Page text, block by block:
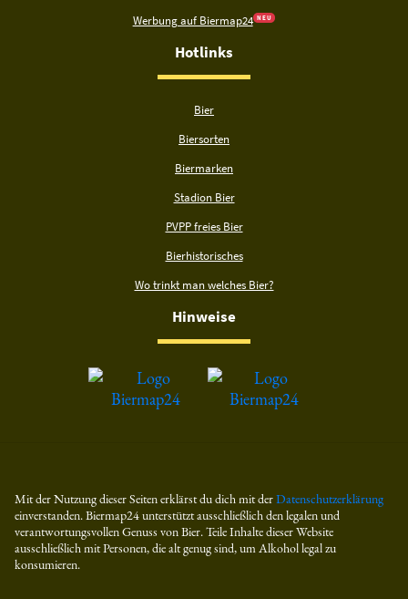
Werbung auf Biermap24 N E U
Hotlinks
Bier
Biersorten
Biermarken
Stadion Bier
PVPP freies Bier
Bierhistorisches
Wo trinkt man welches Bier?
Hinweise
Mit der Nutzung dieser Seiten erklärst du dich mit derDatenschutzerklärung
einverstanden. Biermap24 unterstützt ausschließlich den legalen und
verantwortungsvollen Genuss von Bier. Teile Inhalte dieser Website
ausschließlich mit Personen, die alt genug sind, um Alkohol legal zu
konsumieren.